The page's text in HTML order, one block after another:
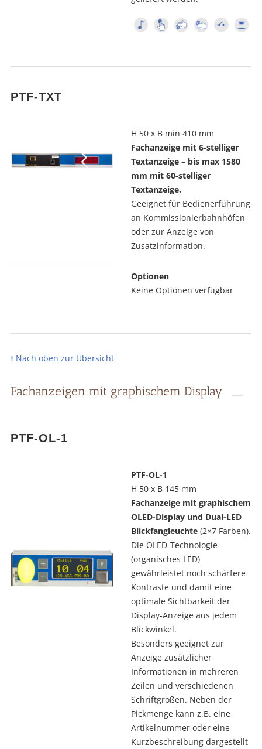
PTF-TXT
H 50 x B min 410 mm
Fachanzeige mit 6-stelliger
Textanzeige – bis max 1580
mm mit 60-stelliger
Textanzeige.
Geeignet für Bedienerführung
an Kommissionierbahnhöfen
oder zur Anzeige von
Zusatzinformation.
Optionen
Keine Optionen verfügbar
⭡ Nach oben zur Übersicht
Fachanzeigen mit graphischem Display
PTF-OL-1
PTF-OL-1
H 50 x B 145 mm
Fachanzeige mit graphischem
OLED-Display und Dual-LED
Blickfangleuchte (2×7 Farben).
Die OLED-Technologie
(organisches LED)
gewährleistet noch schärfere
Kontraste und damit eine
optimale Sichtbarkeit der
Display-Anzeige aus jedem
Blickwinkel.
Besonders geeignet zur
Anzeige zusätzlicher
Informationen in mehreren
Zeilen und verschiedenen
Schriftgrößen. Neben der
Pickmenge kann z.B. eine
Artikelnummer oder eine
Kurzbeschreibung dargestellt